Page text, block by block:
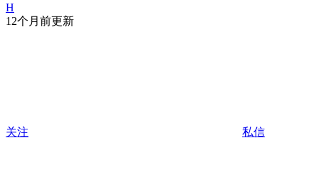
H
12个月前更新
关注 私信